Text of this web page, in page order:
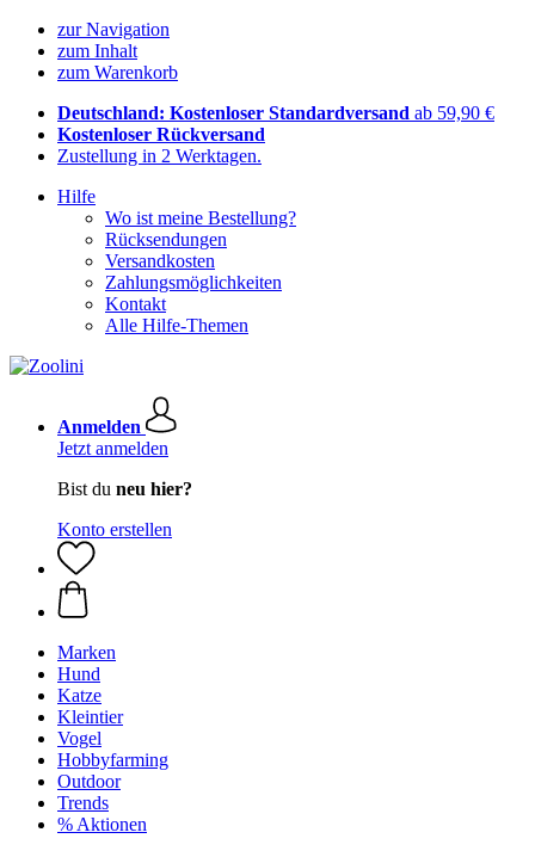
zur Navigation
zum Inhalt
zum Warenkorb
Deutschland: Kostenloser Standardversand ab 59,90 €
Kostenloser Rückversand
Zustellung in 2 Werktagen.
Hilfe
Wo ist meine Bestellung?
Rücksendungen
Versandkosten
Zahlungsmöglichkeiten
Kontakt
Alle Hilfe-Themen
Anmelden
Jetzt anmelden
Bist du neu hier?
Konto erstellen
Marken
Hund
Katze
Kleintier
Vogel
Hobbyfarming
Outdoor
Trends
% Aktionen